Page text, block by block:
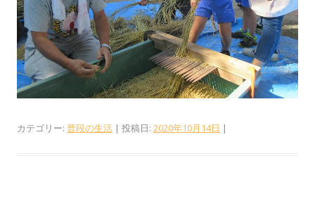
カテゴリー: 普段の生活 | 投稿日: 2020年10月14日 |